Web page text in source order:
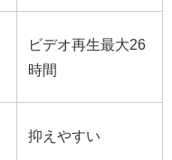
ビデオ再生最大26
時間
抑えやすい